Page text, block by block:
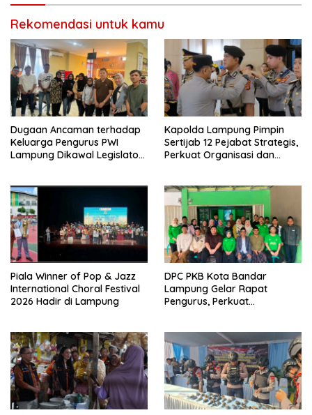
Rekomendasi untuk kamu
Dugaan Ancaman terhadap
Keluarga Pengurus PWI
Lampung Dikawal Legislator
Kapolda Lampung Pimpin
Sertijab 12 Pejabat Strategis,
Perkuat Organisasi dan
Piala Winner of Pop & Jazz
International Choral Festival
2026 Hadir di Lampung
DPC PKB Kota Bandar
Lampung Gelar Rapat
Pengurus, Perkuat
Rakyat